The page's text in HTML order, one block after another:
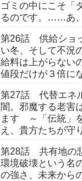
ゴミの中にこそ「
るのです。……あ
第26話 供給ショ
い冬、そして不況
給料は上がらない
値段だけが３倍に
第27話 代替エネ
闇。邪魔する老害
ます ～「伝統」
え、貴方たちが守
第28話 共有地の
環境破壊という
の強さ、未来から